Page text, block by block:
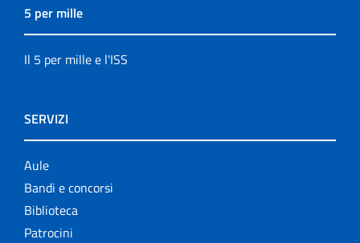
5 per mille
Il 5 per mille e l'ISS
SERVIZI
Aule
Bandi e concorsi
Biblioteca
Patrocini